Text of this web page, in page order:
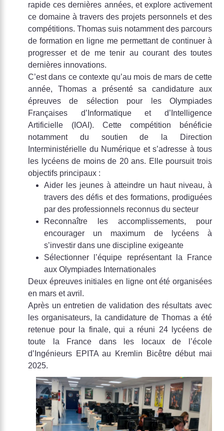
rapide ces dernières années, et explore activement
ce domaine à travers des projets personnels et des
compétitions. Thomas suis notamment des parcours
de formation en ligne me permettant de continuer à
progresser et de me tenir au courant des toutes
dernières innovations.
C’est dans ce contexte qu’au mois de mars de cette
année, Thomas a présenté sa candidature aux
épreuves de sélection pour les Olympiades
Françaises d’Informatique et d’Intelligence
Artificielle (IOAI). Cette compétition bénéficie
notamment du soutien de la Direction
Interministérielle du Numérique et s’adresse à tous
les lycéens de moins de 20 ans. Elle poursuit trois
objectifs principaux :
Aider les jeunes à atteindre un haut niveau, à
travers des défis et des formations, prodiguées
par des professionnels reconnus du secteur
Reconnaître les accomplissements, pour
encourager un maximum de lycéens à
s’investir dans une discipline exigeante
Sélectionner l’équipe représentant la France
aux Olympiades Internationales
Deux épreuves initiales en ligne ont été organisées
en mars et avril.
Après un entretien de validation des résultats avec
les organisateurs, la candidature de Thomas a été
retenue pour la finale, qui a réuni 24 lycéens de
toute la France dans les locaux de l’école
d’Ingénieurs EPITA au Kremlin Bicêtre début mai
2025.